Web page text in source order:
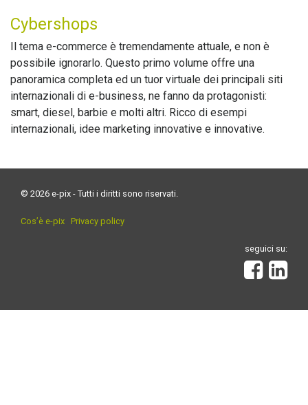
Cybershops
Il tema e-commerce è tremendamente attuale, e non è
possibile ignorarlo. Questo primo volume offre una
panoramica completa ed un tuor virtuale dei principali siti
internazionali di e-business, ne fanno da protagonisti:
smart, diesel, barbie e molti altri. Ricco di esempi
internazionali, idee marketing innovative e innovative.
© 2026 e-pix - Tutti i diritti sono riservati.
Cos’è e-pix Privacy policy
seguici su: